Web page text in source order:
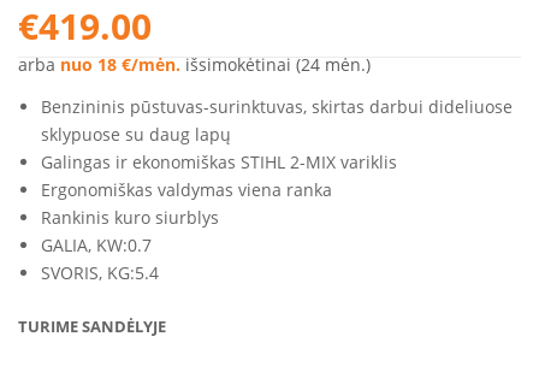
€419.00
arba nuo 18 €/mėn. išsimokėtinai (24 mėn.)
Benzininis pūstuvas-surinktuvas, skirtas darbui dideliuose
sklypuose su daug lapų
Galingas ir ekonomiškas STIHL 2-MIX variklis
Ergonomiškas valdymas viena ranka
Rankinis kuro siurblys
GALIA, KW:0.7
SVORIS, KG:5.4
TURIME SANDĖLYJE